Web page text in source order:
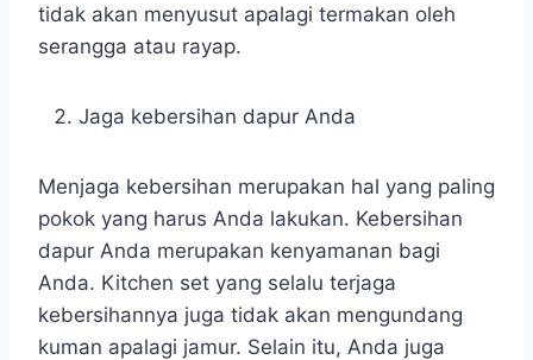
tidak akan menyusut apalagi termakan oleh
serangga atau rayap.
Jaga kebersihan dapur Anda
Menjaga kebersihan merupakan hal yang paling
pokok yang harus Anda lakukan. Kebersihan
dapur Anda merupakan kenyamanan bagi
Anda. Kitchen set yang selalu terjaga
kebersihannya juga tidak akan mengundang
kuman apalagi jamur. Selain itu, Anda juga